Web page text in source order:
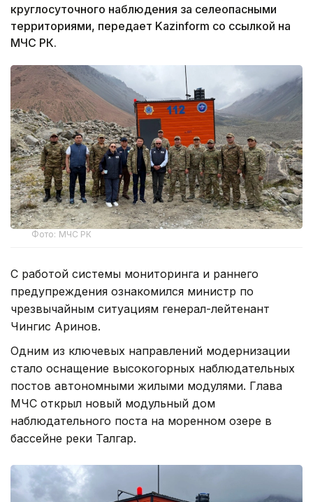
круглосуточного наблюдения за селеопасными
территориями, передает Kazinform со ссылкой на
МЧС РК.
Фото: МЧС РК
С работой системы мониторинга и раннего
предупреждения ознакомился министр по
чрезвычайным ситуациям генерал-лейтенант
Чингис Аринов.
Одним из ключевых направлений модернизации
стало оснащение высокогорных наблюдательных
постов автономными жилыми модулями. Глава
МЧС открыл новый модульный дом
наблюдательного поста на моренном озере в
бассейне реки Талгар.